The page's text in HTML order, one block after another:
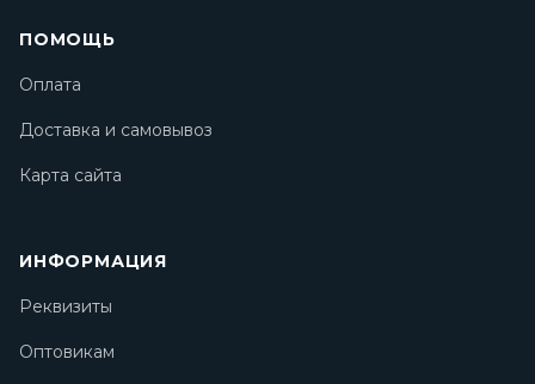
ПОМОЩЬ
Оплата
Доставка и самовывоз
Карта сайта
ИНФОРМАЦИЯ
Реквизиты
Оптовикам